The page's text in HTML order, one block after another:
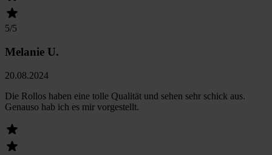
5/5
Melanie U.
20.08.2024
Die Rollos haben eine tolle Qualität und sehen sehr schick aus.
Genauso hab ich es mir vorgestellt.